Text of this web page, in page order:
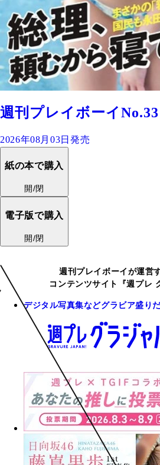
週刊プレイボーイNo.33
2026年08月03日発売
紙の本で購入
開/閉
電子版で購入
開/閉
週刊プレイボーイが運営
コンテンツサイト『週プレ
デジタル写真集などグラビア盛り